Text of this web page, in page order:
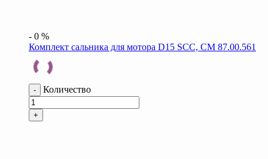
- 0 %
Комплект сальника для мотора D15 SCC, CM 87.00.561
- Количество
+